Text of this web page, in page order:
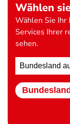
Wählen
Wählen Sie Ihr
Services Ihrer
sehen.
Standort
wählen